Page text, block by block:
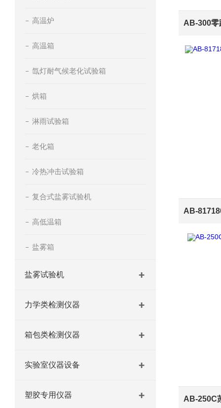
高温炉
高温箱
氙灯耐气候老化试验箱
烘箱
淋雨试验箱
老化箱
冷热冲击试验箱
复合式盐雾试验机
高低温箱
盐雾箱
盐雾试验机
力学类检测仪器
箱包类检测仪器
实验室仪器设备
塑胶专用仪器